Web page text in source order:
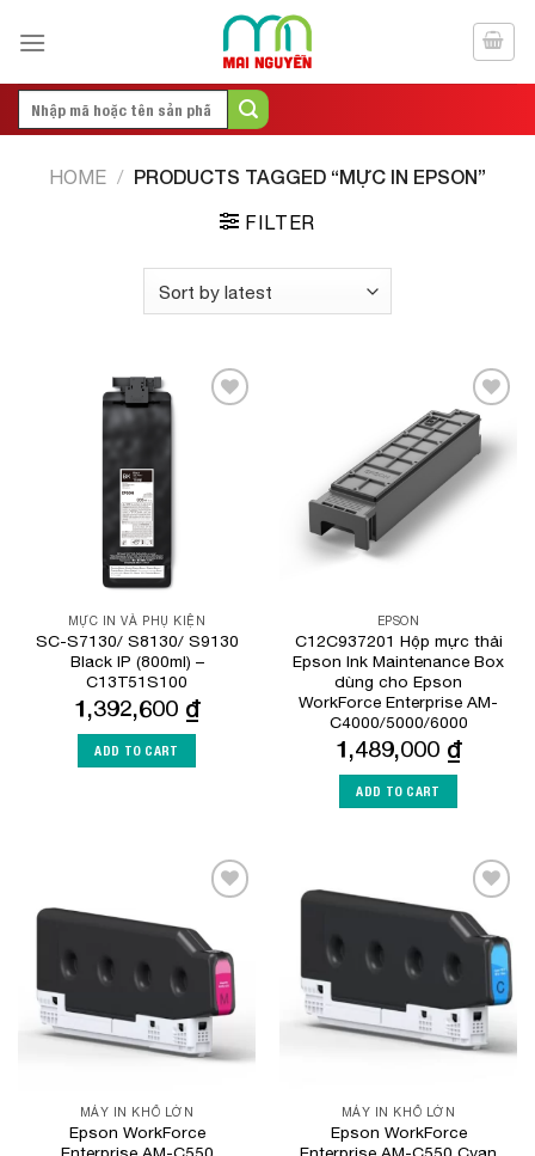
Search
HOME / PRODUCTS TAGGED “MỰC IN EPSON”
FILTER
MỰC IN VÀ PHỤ KIỆN
SC-S7130/ S8130/ S9130
Black IP (800ml) –
C13T51S100
1,392,600 ₫
ADD TO CART
Add to
Wishlist
EPSON
C12C937201 Hộp mực thải
Epson Ink Maintenance Box
dùng cho Epson
WorkForce Enterprise​ AM-
C4000​/5000/6000
1,489,000 ₫
ADD TO CART
Wishlist
MÁY IN KHỔ LỚN
Epson WorkForce
Add to
Wishlist
MÁY IN KHỔ LỚN
Epson WorkForce